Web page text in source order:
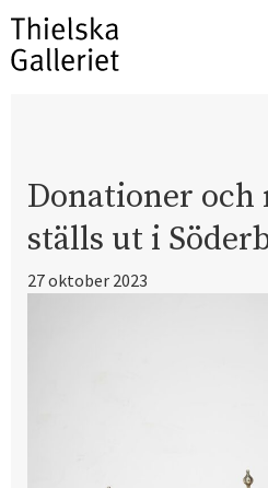
Donationer
ställs ut i
27 oktober 2023